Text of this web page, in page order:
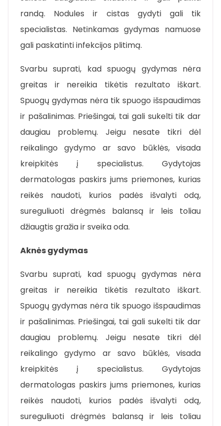
randą. Nodules ir cistas gydyti gali tik
specialistas. Netinkamas gydymas namuose
gali paskatinti infekcijos plitimą.
Svarbu suprati, kad spuogų gydymas nėra
greitas ir nereikia tikėtis rezultato iškart.
Spuogų gydymas nėra tik spuogo išspaudimas
ir pašalinimas. Priešingai, tai gali sukelti tik dar
daugiau problemų. Jeigu nesate tikri dėl
reikalingo gydymo ar savo būklės, visada
kreipkitės į specialistus. Gydytojas
dermatologas paskirs jums priemones, kurias
reikės naudoti, kurios padės išvalyti odą,
sureguliuoti drėgmės balansą ir leis toliau
džiaugtis gražia ir sveika oda.
Aknės gydymas
Svarbu suprati, kad spuogų gydymas nėra
greitas ir nereikia tikėtis rezultato iškart.
Spuogų gydymas nėra tik spuogo išspaudimas
ir pašalinimas. Priešingai, tai gali sukelti tik dar
daugiau problemų. Jeigu nesate tikri dėl
reikalingo gydymo ar savo būklės, visada
kreipkitės į specialistus. Gydytojas
dermatologas paskirs jums priemones, kurias
reikės naudoti, kurios padės išvalyti odą,
sureguliuoti drėgmės balansą ir leis toliau